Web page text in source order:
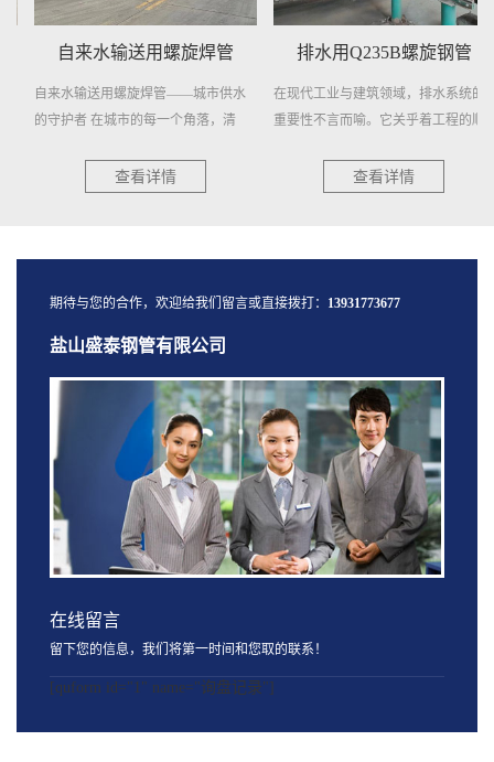
自来水输送用螺旋焊管
自来水输送用螺旋焊管——城市供水
的守护者 在城市的每一个角落，清
查看详情
排水用Q235B螺旋钢管
在现代工业与建筑领域，排水系统的
重要性不言而喻。它关乎着工程的顺...
查看详情
期待与您的合作，欢迎给我们留言或直接拨打： 13931773677
盐山盛泰钢管有限公司
在线留言
留下您的信息，我们将第一时间和您取的联系！
[quform id="1" name="询盘记录"]